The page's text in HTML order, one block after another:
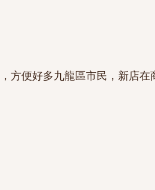
，方便好多九龍區市民，新店